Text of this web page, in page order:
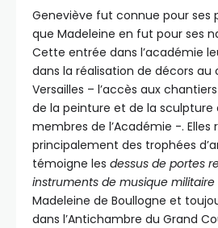
Geneviève fut connue pour ses
que Madeleine en fut pour ses
Cette entrée dans l’académie
dans la réalisation de décors au
Versailles – l’accès aux
de la peinture et de la
membres de l’Académie -. Elles
principalement des trophées
témoigne les dessus de portes
instruments de musique militaire
Madeleine de Boullogne et
dans l’Antichambre du Grand